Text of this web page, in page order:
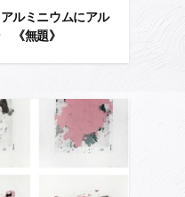
ルミニウムにアル
《無題》